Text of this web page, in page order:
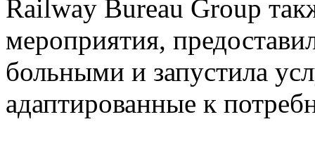
Railway Bureau Group
мероприятия,
больными и запустила
адаптированные к